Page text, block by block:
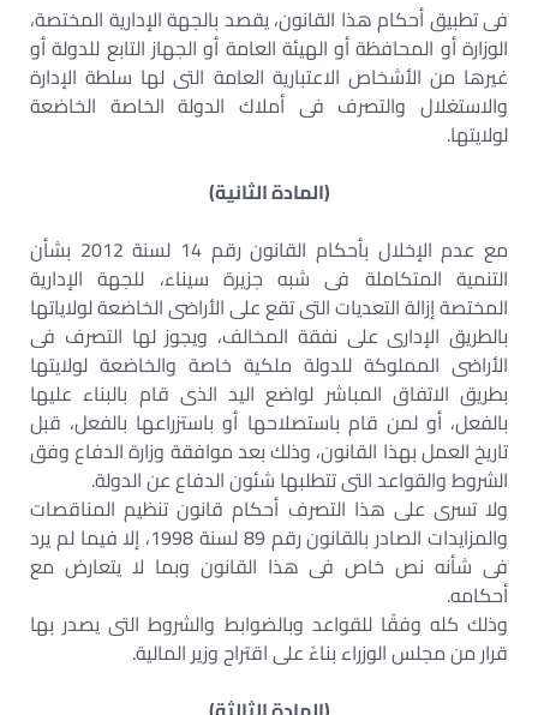
فى تطبيق أحكام هذا القانون، يقصد بالجهة الإدارية المختصة،
الوزارة أو المحافظة أو الهيئة العامة أو الجهاز التابع للدولة أو
غيرها من الأشخاص الاعتبارية العامة التى لها سلطة الإدارة
والاستغلال والتصرف فى أملاك الدولة الخاصة الخاضعة
لولايتها.
(المادة الثانية)
مع عدم الإخلال بأحكام القانون رقم 14 لسنة 2012 بشأن
التنمية المتكاملة فى شبه جزيرة سيناء، للجهة الإدارية
المختصة إزالة التعديات التى تقع على الأراضى الخاضعة لولاياتها
بالطريق الإدارى على نفقة المخالف، ويجوز لها التصرف فى
الأراضى المملوكة للدولة ملكية خاصة والخاضعة لولايتها
بطريق الاتفاق المباشر لواضع اليد الذى قام بالبناء عليها
بالفعل، أو لمن قام باستصلاحها أو باستزراعها بالفعل، قبل
تاريخ العمل بهذا القانون، وذلك بعد موافقة وزارة الدفاع وفق
الشروط والقواعد التى تتطلبها شئون الدفاع عن الدولة.
ولا تسرى على هذا التصرف أحكام قانون تنظيم المناقصات
والمزايدات الصادر بالقانون رقم 89 لسنة 1998، إلا فيما لم يرد
فى شأنه نص خاص فى هذا القانون وبما لا يتعارض مع
أحكامه.
وذلك كله وفقًا للقواعد وبالضوابط والشروط التى يصدر بها
قرار من مجلس الوزراء بناءً على اقتراح وزير المالية.